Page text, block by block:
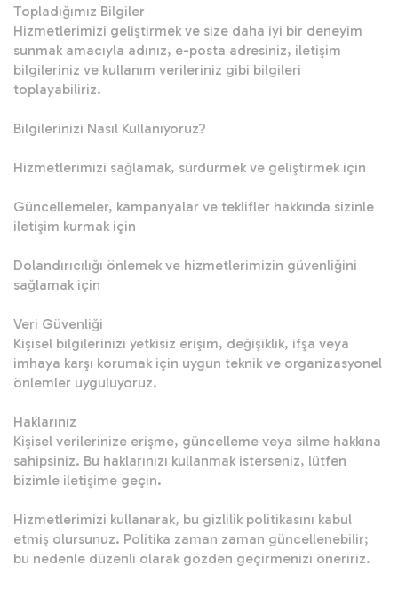
Topladığımız Bilgiler
Hizmetlerimizi geliştirmek ve size daha iyi bir deneyim
sunmak amacıyla adınız, e-posta adresiniz, iletişim
bilgileriniz ve kullanım verileriniz gibi bilgileri
toplayabiliriz.
Bilgilerinizi Nasıl Kullanıyoruz?
Hizmetlerimizi sağlamak, sürdürmek ve geliştirmek için
Güncellemeler, kampanyalar ve teklifler hakkında sizinle
iletişim kurmak için
Dolandırıcılığı önlemek ve hizmetlerimizin güvenliğini
sağlamak için
Veri Güvenliği
Kişisel bilgilerinizi yetkisiz erişim, değişiklik, ifşa veya
imhaya karşı korumak için uygun teknik ve organizasyonel
önlemler uyguluyoruz.
Haklarınız
Kişisel verilerinize erişme, güncelleme veya silme hakkına
sahipsiniz. Bu haklarınızı kullanmak isterseniz, lütfen
bizimle iletişime geçin.
Hizmetlerimizi kullanarak, bu gizlilik politikasını kabul
etmiş olursunuz. Politika zaman zaman güncellenebilir;
bu nedenle düzenli olarak gözden geçirmenizi öneririz.